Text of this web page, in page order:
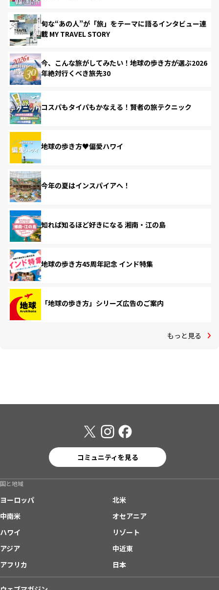
旬な“あの人”が「旅」をテーマに語るインタビュー連
載 MY TRAVEL STORY
今、こんな旅がしてみたい！地球の歩き方が選ぶ2026
年絶対行くべき旅先30
コスパもタイパもかなえる！賢者の旅テクニック
地球の歩き方♥偏愛ハワイ
今年の夏はインスパイアへ！
知れば知るほど好きになる 湘南・江の島
地球の歩き方45周年記念 インド特集
「地球の歩き方」シリーズ広告のご案内
もっと見る
コミュニティを見る
国と地域
ヨーロッパ
北米
中南米
オセアニア
ハワイ
リゾート
アジア
中近東
アフリカ
日本